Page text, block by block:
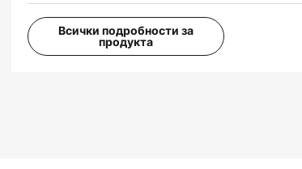
Всички подробности за
продукта